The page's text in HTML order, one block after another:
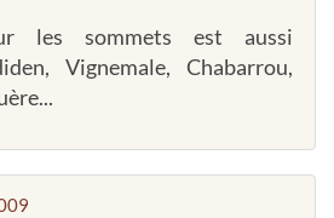
les sommets est aussi
Vignemale, Chabarrou,